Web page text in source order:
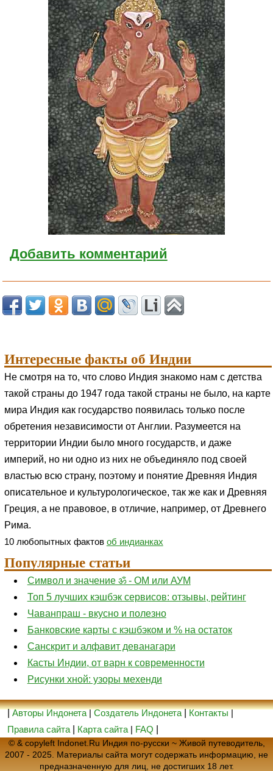
Добавить комментарий
Интересные факты об Индии
Не смотря на то, что слово Индия знакомо нам с детства
такой страны до 1947 года такой страны не было, на карте
мира Индия как государство появилась только после
обретения независимости от Англии. Разумеется на
территории Индии было много государств, и даже
империй, но ни одно из них не объединяло под своей
властью всю страну, поэтому и понятие Древняя Индия
описательное и культурологическое, так же как и Древняя
Греция, а не правовое, в отличие, например, от Древнего
Рима.
10 любопытных фактов об индианках
Популярные статьи
Символ и значение ॐ - ОМ или АУМ
Топ 5 лучших кэшбэк сервисов: отзывы, рейтинг
Чаванпраш - вкусно и полезно
Банковские карты с кэшбэком и % на остаток
Санскрит и алфавит деванагари
Касты Индии, от варн к современности
Рисунки хной: узоры мехенди
|Авторы Индонета|Создатель Индонета|Контакты|
Правила сайта
Карта сайта | FAQ
© & copyleft Indonet.Ru Индия по-русски ~ Живой путеводитель,
2007 - 2025. Материалы сайта могут содержать информацию, не
предназначенную для лиц, не достигших 18 лет.